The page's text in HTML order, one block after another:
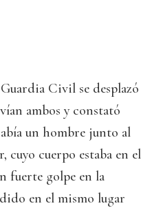
Civil se desplazó
ambos y constató
un hombre junto al
cuyo cuerpo estaba en el
fuerte golpe en la
en el mismo lugar